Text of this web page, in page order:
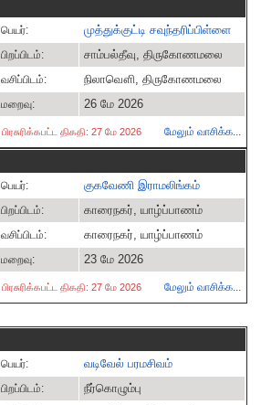
பெயர்:
முத்துக்குட்டி சவுந்தரிப்பிள்ளை
பிறப்பிடம்: சாம்பல்தீவு, திருகோணமலை
வசிப்பிடம்: நிலாவௌி, திருகோணமலை
மறைவு: 26 மே 2026
பிரசுரிக்கபட்ட திகதி: 27 மே 2026 மேலும் வாசிக்க...
பெயர்:
குகவேணி இராமலிங்கம்
பிறப்பிடம்: காரைநகர், யாழ்ப்பாணம்
வசிப்பிடம்: காரைநகர், யாழ்ப்பாணம்
மறைவு: 23 மே 2026
பிரசுரிக்கபட்ட திகதி: 27 மே 2026 மேலும் வாசிக்க...
பெயர்:
வடிவேல் பரமசிவம்
பிறப்பிடம்: நீர்கொழும்பு